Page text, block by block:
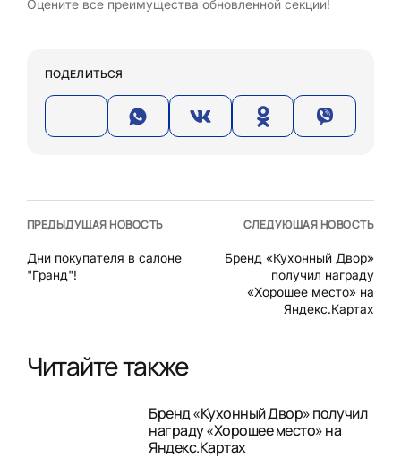
Оцените все преимущества обновленной секции!
ПОДЕЛИТЬСЯ
ПРЕДЫДУЩАЯ НОВОСТЬ
Дни покупателя в салоне
"Гранд"!
СЛЕДУЮЩАЯ НОВОСТЬ
Бренд «Кухонный Двор»
получил награду
«Хорошее место» на
Яндекс.Картах
Читайте также
Бренд «Кухонный Двор» получил
награду «Хорошее место» на
Яндекс.Картах